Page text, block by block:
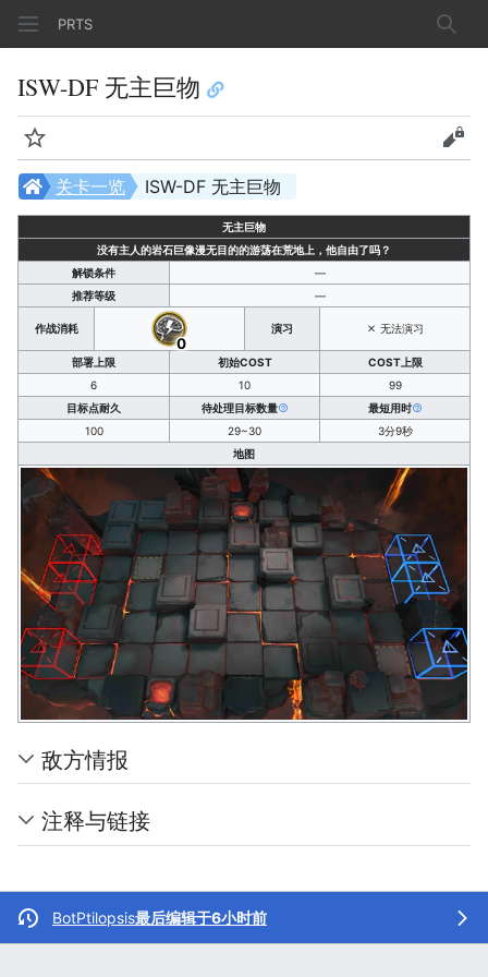
PRTS 搜索
ISW-DF 无主巨物
监视 查看
ISW-DF 无主巨物
关卡一览
无主巨物
没有主人的岩石巨像漫无目的的游荡在荒地上，他自由了吗？
解锁条件
—
推荐等级
—
作战消耗
0
演习 无法演习
部署上限 初始COST
COST上限
6
10
99
目标点耐久
待处理目标数量
最短用时
100
29~30
3分9秒
地图
敌方情报
注释与链接
BotPtilopsis最后编辑于6小时前